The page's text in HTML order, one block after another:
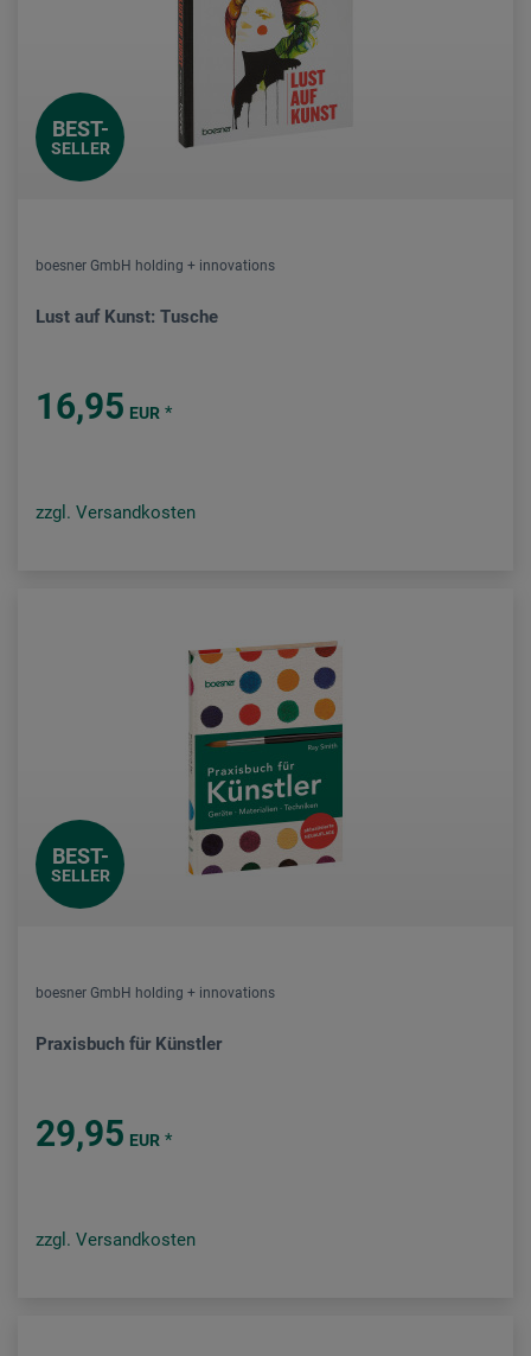
BEST-
SELLER
boesner GmbH holding + innovations
Lust auf Kunst: Tusche
16,95 EUR *
zzgl. Versandkosten
BEST-
SELLER
boesner GmbH holding + innovations
Praxisbuch für Künstler
29,95 EUR *
zzgl. Versandkosten